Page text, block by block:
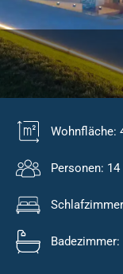
ISTRIEN -
VILLAWohnfläche:
Personen: 14
Badezimmer: